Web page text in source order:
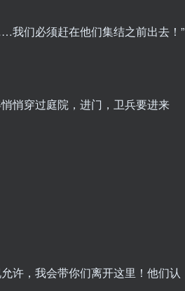
我们必须赶在他们集结之前出去！”
悄穿过庭院，进门，卫兵要进来
许，我会带你们离开这里！他们认